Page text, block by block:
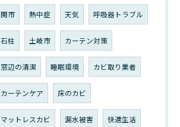
関市 熱中症 天気 呼吸器トラブル
石柱 土岐市 カーテン対策
窓辺の清潔 睡眠環境 カビ取り業者
カーテンケア 床のカビ
マットレスカビ 漏水被害 快適生活